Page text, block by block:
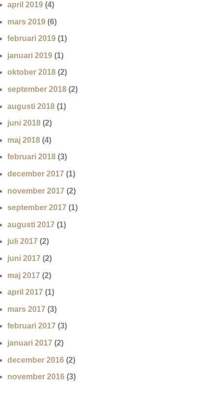
april 2019 (4)
mars 2019 (6)
februari 2019 (1)
januari 2019 (1)
oktober 2018 (2)
september 2018 (2)
augusti 2018 (1)
juni 2018 (2)
maj 2018 (4)
februari 2018 (3)
december 2017 (1)
november 2017 (2)
september 2017 (1)
augusti 2017 (1)
juli 2017 (2)
juni 2017 (2)
maj 2017 (2)
april 2017 (1)
mars 2017 (3)
februari 2017 (3)
januari 2017 (2)
december 2016 (2)
november 2016 (3)